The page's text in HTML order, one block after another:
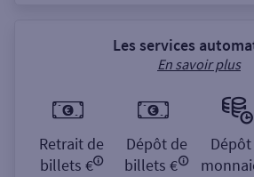
Les services
En savoir plus
Retrait de
billets €
Dépôt de
billets €